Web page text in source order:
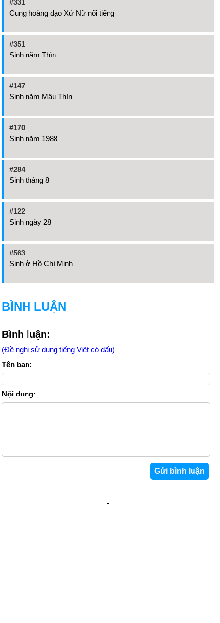
#331
Cung hoàng đạo Xử Nữ nổi tiếng
#351
Sinh năm Thìn
#147
Sinh năm Mậu Thìn
#170
Sinh năm 1988
#284
Sinh tháng 8
#122
Sinh ngày 28
#563
Sinh ở Hồ Chí Minh
BÌNH LUẬN
Bình luận:
(Đề nghị sử dụng tiếng Việt có dấu)
Tên bạn:
Nội dung: